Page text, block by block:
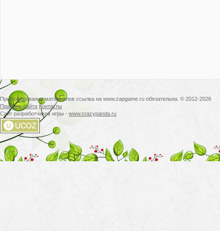
При копировании материалов ссылка на www.zapgame.ru обязательна. © 2012-2026
Правила сайта Контакты
Сайт разработчиков игры - www.crazypanda.ru